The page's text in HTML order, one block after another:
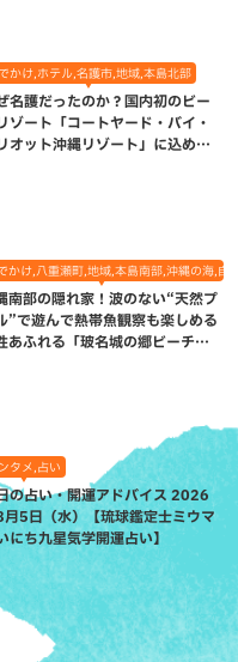
かけ,ホテル,名護市,地域,本島北部
名護だったのか？国内初のビー
ゾート「コートヤード・バイ・
オット沖縄リゾート」に込めら
かけ,八重瀬町,地域,本島南部,沖縄の海,自
南部の隠れ家！波のない“天然プ
”で遊んで熱帯魚観察も楽しめる
あふれる「玻名城の郷ビーチ」
タメ,占い
の占い・開運アドバイス 2026
月5日（水）【琉球鑑定士ミウマ
にち九星気学開運占い】